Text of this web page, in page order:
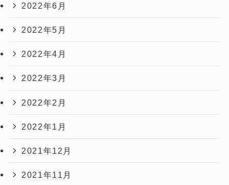
2022年6月
2022年5月
2022年4月
2022年3月
2022年2月
2022年1月
2021年12月
2021年11月